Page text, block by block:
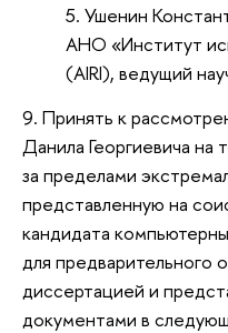
Ушенин
АНО «Институт
(AIRI), ведущий
9. Принять к
Данила Георгиевича
за пределами
представленную на
кандидата
для предварительного
диссертацией и
документами в